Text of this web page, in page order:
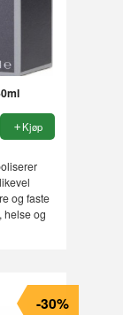
Kjøp
og faste
helse og
-30%